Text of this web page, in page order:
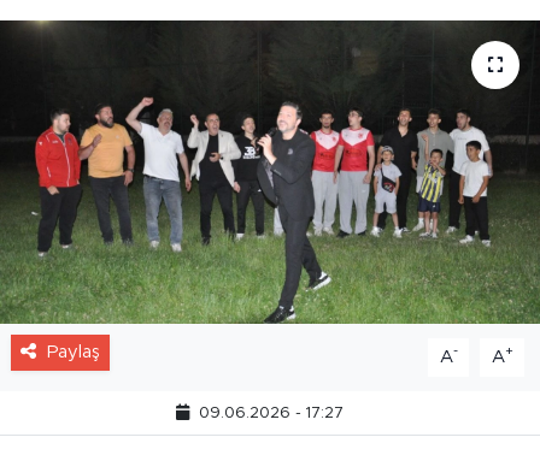
Paylaş A- A+
09.06.2026 - 17:27